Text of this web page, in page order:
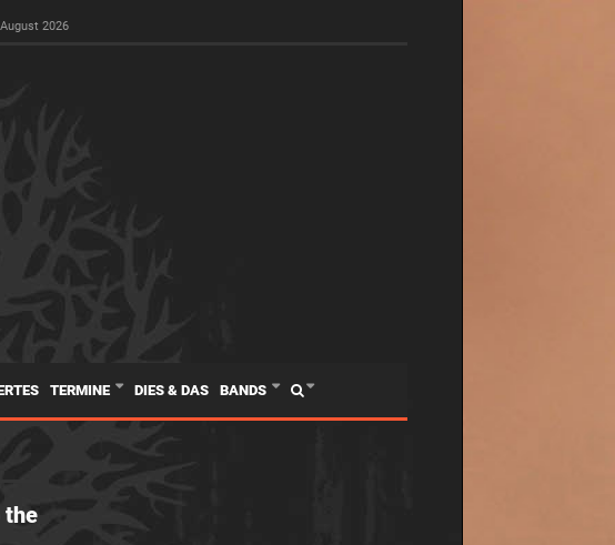
2026
TERMINE DIES & DAS BANDS
the